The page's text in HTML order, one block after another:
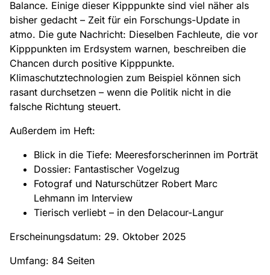
Balance. Einige dieser Kipppunkte sind viel näher als
bisher gedacht – Zeit für ein Forschungs-Update in
atmo. Die gute Nachricht: Dieselben Fachleute, die vor
Kipppunkten im Erdsystem warnen, beschreiben die
Chancen durch positive Kipppunkte.
Klimaschutztechnologien zum Beispiel können sich
rasant durchsetzen – wenn die Politik nicht in die
falsche Richtung steuert.
Außerdem im Heft:
Blick in die Tiefe: Meeresforscherinnen im Porträt
Dossier: Fantastischer Vogelzug
Fotograf und Naturschützer Robert Marc
Lehmann im Interview
Tierisch verliebt – in den Delacour-Langur
Erscheinungsdatum: 29. Oktober 2025
Umfang: 84 Seiten